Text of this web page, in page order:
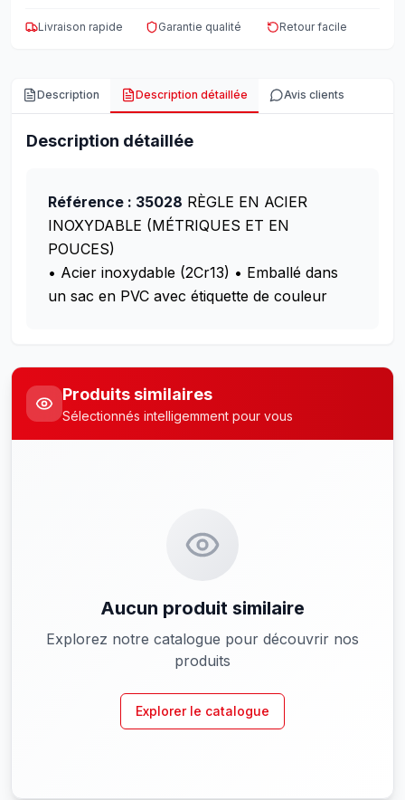
Livraison rapide Garantie qualité Retour facile
Description Description détaillée Avis clients
Description détaillée
Référence : 35028 RÈGLE EN ACIER
INOXYDABLE (MÉTRIQUES ET EN
POUCES)
• Acier inoxydable (2Cr13) • Emballé dans
un sac en PVC avec étiquette de couleur
Produits similaires
Sélectionnés intelligemment pour vous
Aucun produit similaire
Explorez notre catalogue pour découvrir nos
produits
Explorer le catalogue